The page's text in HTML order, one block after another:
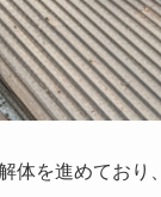
体を進めてお